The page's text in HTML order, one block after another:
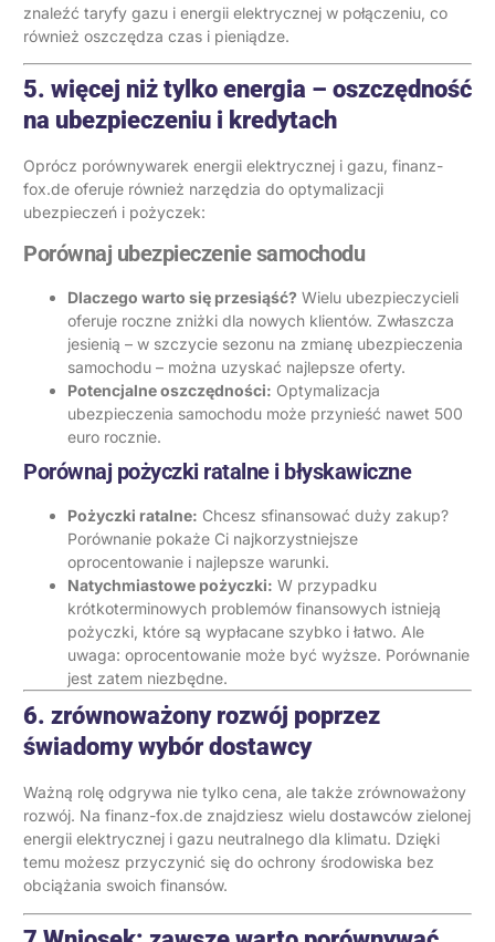
znaleźć taryfy gazu i energii elektrycznej w połączeniu, co
również oszczędza czas i pieniądze.
5. więcej niż tylko energia – oszczędność
na ubezpieczeniu i kredytach
Oprócz porównywarek energii elektrycznej i gazu, finanz-
fox.de oferuje również narzędzia do optymalizacji
ubezpieczeń i pożyczek:
Porównaj ubezpieczenie samochodu
Dlaczego warto się przesiąść? Wielu ubezpieczycieli
oferuje roczne zniżki dla nowych klientów. Zwłaszcza
jesienią – w szczycie sezonu na zmianę ubezpieczenia
samochodu – można uzyskać najlepsze oferty.
Potencjalne oszczędności: Optymalizacja
ubezpieczenia samochodu może przynieść nawet 500
euro rocznie.
Porównaj pożyczki ratalne i błyskawiczne
Pożyczki ratalne: Chcesz sfinansować duży zakup?
Porównanie pokaże Ci najkorzystniejsze
oprocentowanie i najlepsze warunki.
Natychmiastowe pożyczki: W przypadku
krótkoterminowych problemów finansowych istnieją
pożyczki, które są wypłacane szybko i łatwo. Ale
uwaga: oprocentowanie może być wyższe. Porównanie
jest zatem niezbędne.
6. zrównoważony rozwój poprzez
świadomy wybór dostawcy
Ważną rolę odgrywa nie tylko cena, ale także zrównoważony
rozwój. Na finanz-fox.de znajdziesz wielu dostawców zielonej
energii elektrycznej i gazu neutralnego dla klimatu. Dzięki
temu możesz przyczynić się do ochrony środowiska bez
obciążania swoich finansów.